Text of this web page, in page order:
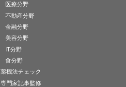
医療分野
不動産分野
金融分野
美容分野
IT分野
食分野
薬機法チェック
専門家記事監修